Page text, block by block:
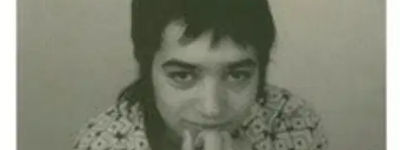
Etu ei koske Suuri‑lisäpalvelulla toimitettavia tuotteita.
Tarkista myymäläsaatavuus